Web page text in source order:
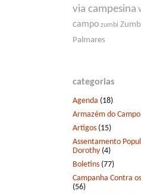
via campesina
campo zumbi
Palmares
categorias
Agenda (18)
Armazém do Campo
Artigos (15)
Assentamento
Dorothy (4)
Boletins (77)
Campanha Contra
(56)